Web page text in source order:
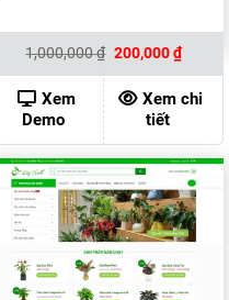
1,000,000₫ Giá
là:
1,000,000 ₫.
200,000₫Giá
hiện
tại
là:
Xem
Demo
Xem chi
tiết